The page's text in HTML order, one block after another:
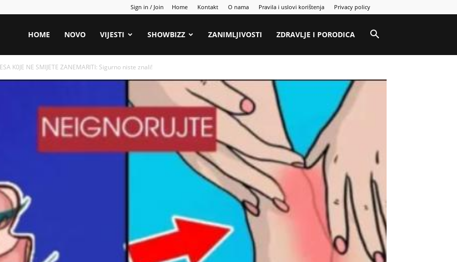
Sign in / Join Home Kontakt O nama Pravila i uslovi korištenja Privacy policy
HOME NOVO VIJESTI SHOWBIZZ ZANIMLJIVOSTI ZDRAVLJE I PORODICA
K0JE NE SMIJETE ZANEMARlTl: Sigurno niste znali!